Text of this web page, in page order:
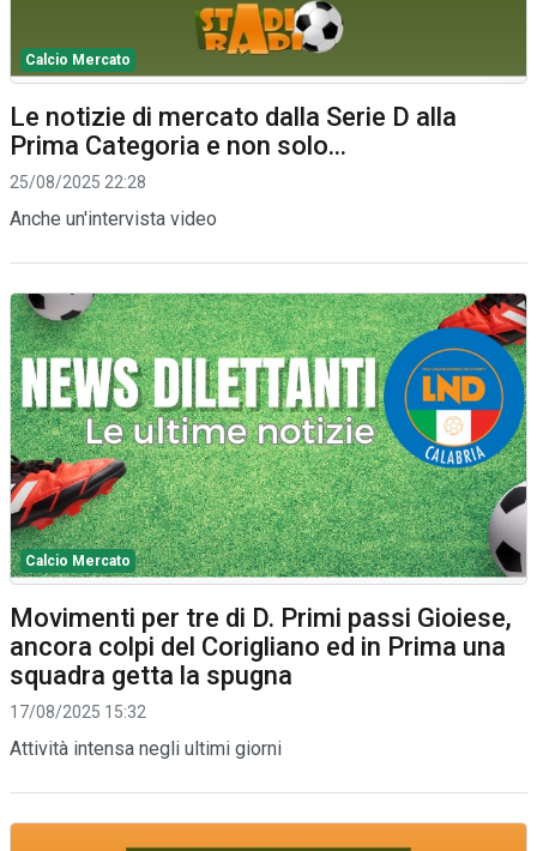
Calcio Mercato
Le notizie di mercato dalla Serie D alla
Prima Categoria e non solo...
25/08/2025 22:28
Anche un'intervista video
Calcio Mercato
Movimenti per tre di D. Primi passi Gioiese,
ancora colpi del Corigliano ed in Prima una
squadra getta la spugna
17/08/2025 15:32
Attività intensa negli ultimi giorni